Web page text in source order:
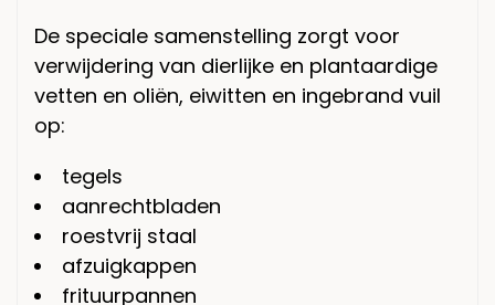
De speciale samenstelling zorgt voor
verwijdering van dierlijke en plantaardige
vetten en oliën, eiwitten en ingebrand vuil
op:
tegels
aanrechtbladen
roestvrij staal
afzuigkappen
frituurpannen